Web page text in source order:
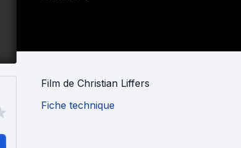
Film de Christian Liffers
Fiche technique